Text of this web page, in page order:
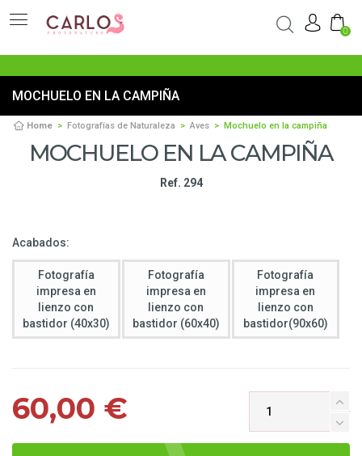
0
MOCHUELO EN LA CAMPIÑA
Home Fotografías de Naturaleza Aves Mochuelo en la campiña
MOCHUELO EN LA CAMPIÑA
Ref. 294
Acabados:
Fotografía
impresa en
lienzo con
bastidor (40x30)
Fotografía
impresa en
lienzo con
bastidor (60x40)
Fotografía
impresa en
lienzo con
bastidor(90x60)
60,00 €